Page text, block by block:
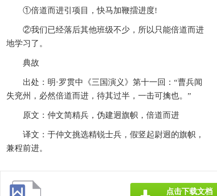
①倍道而进引项目，快马加鞭擂进度!
②我们已经落后其他班级不少，所以只能倍道而进
地学习了。
典故
出处：明·罗贯中《三国演义》第十一回：“曹兵闻
失兖州，必然倍道而进，待其过半，一击可擒也。”
原文：仲文简精兵，伪建迥旗帜，倍道而进
译文：于仲文挑选精锐士兵，假竖起尉迥的旗帜，
兼程前进。
点击下载文档